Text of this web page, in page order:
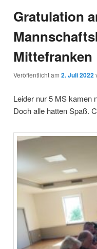
Gratulation
Mittefranken
Veröffentlicht am 2. Juli 2022
Leider nur 5 MS kamen
Doch alle hatten Spaß.